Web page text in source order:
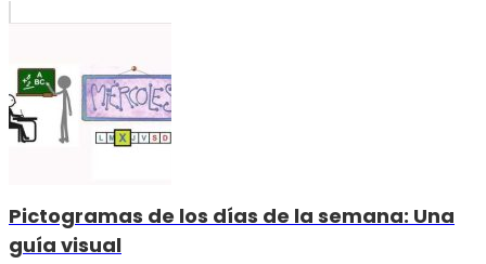
Pictogramas de los días de la semana: Una
guía visual